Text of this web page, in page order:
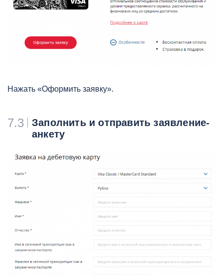
Нажать «Оформить заявку».
7.3
Заполнить и отправить заявление-
анкету